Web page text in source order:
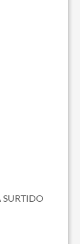
SURTIDO